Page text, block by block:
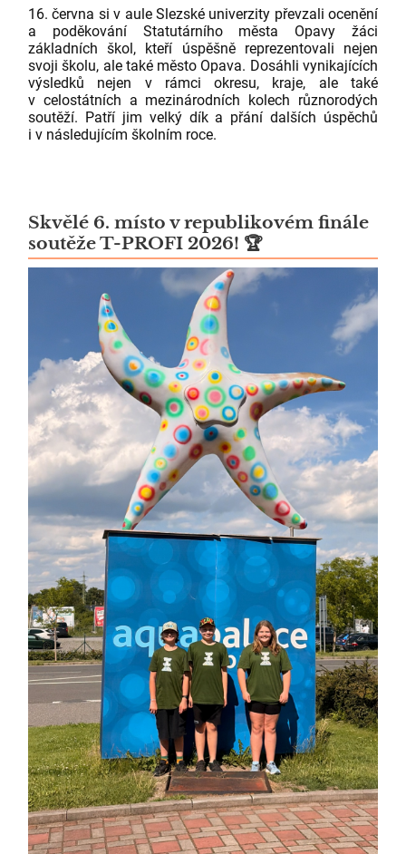
16. června si v aule Slezské univerzity převzali ocenění
a poděkování Statutárního města Opavy žáci
základních škol, kteří úspěšně reprezentovali nejen
svoji školu, ale také město Opava. Dosáhli vynikajících
výsledků nejen v rámci okresu, kraje, ale také
v celostátních a mezinárodních kolech různorodých
soutěží. Patří jim velký dík a přání dalších úspěchů
i v následujícím školním roce.
Skvělé 6. místo v republikovém finále
soutěže T-PROFI 2026! 🏆